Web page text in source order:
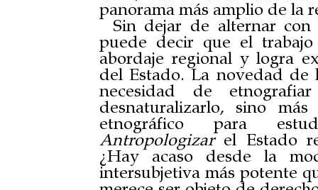
panorama más amplio de la
Sin dejar de alternar con
puede decir que el
abordaje regional y logra
del Estado. La novedad
necesidad de
desnaturalizarlo, sino
etnográfico para
Antropologizarel Estado
¿Hay acaso desde la
intersubjetiva más potente